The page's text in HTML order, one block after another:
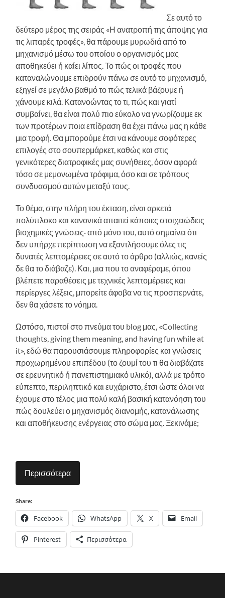
Σε αυτό το
δεύτερο μέρος της σειράς «Η ανατροπή της άποψης για
τις λιπαρές τροφές», θα πάρουμε μυρωδιά από το
μηχανισμό μέσω του οποίου ο οργανισμός μας
αποθηκεύει ή καίει λίπος. Το πώς οι τροφές που
καταναλώνουμε επιδρούν πάνω σε αυτό το μηχανισμό,
εξηγεί σε μεγάλο βαθμό το πώς τελικά βάζουμε ή
χάνουμε κιλά. Κατανοώντας το τι, πώς και γιατί
συμβαίνει, θα είναι πολύ πιο εύκολο να γνωρίζουμε εκ
των προτέρων ποια επίδραση θα έχει πάνω μας η κάθε
μια τροφή. Θα μπορούμε έτσι να κάνουμε σοφότερες
επιλογές στο σουπερμάρκετ, καθώς και στις
γενικότερες διατροφικές μας συνήθειες, όσον αφορά
τόσο σε μεμονωμένα τρόφιμα, όσο και σε τρόπους
συνδυασμού αυτών μεταξύ τους.
Το θέμα, στην πλήρη του έκταση, είναι αρκετά
πολύπλοκο και κανονικά απαιτεί κάποιες στοιχειώδεις
βιοχημικές γνώσεις· από μόνο του, αυτό σημαίνει ότι
δεν υπήρχε περίπτωση να εξαντλήσουμε όλες τις
δυνατές λεπτομέρειες σε αυτό το άρθρο (αλλιώς, κανείς
δε θα το διάβαζε). Και, μια που το αναφέραμε, όπου
βλέπετε παραθέσεις με τεχνικές λεπτομέρειες και
περίεργες λέξεις, μπορείτε άφοβα να τις προσπερνάτε,
δεν θα χάσετε το νόημα.
Ωστόσο, πιστοί στο πνεύμα του blog μας, «Collecting
thoughts, giving them meaning, and having fun while at
it», εδώ θα παρουσιάσουμε πληροφορίες και γνώσεις
προχωρημένου επιπέδου (το ζουμί του τι θα διαβάζατε
σε ερευνητικό ή πανεπιστημιακό υλικό), αλλά με τρόπο
εύπεπτο, περιληπτικό και ευχάριστο, έτσι ώστε όλοι να
έχουμε στο τέλος μια πολύ καλή βασική κατανόηση του
πώς δουλεύει ο μηχανισμός διανομής, κατανάλωσης
και αποθήκευσης ενέργειας στο σώμα μας. Ξεκινάμε;
Περισσότερα
Share:
Facebook WhatsApp X Email
Pinterest Περισσότερα